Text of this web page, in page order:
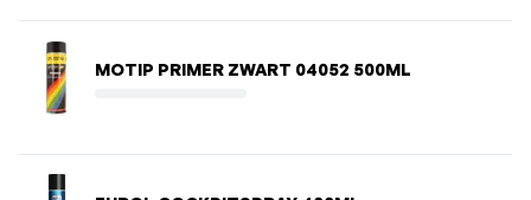
MOTIP PRIMER ZWART 04052 500ML